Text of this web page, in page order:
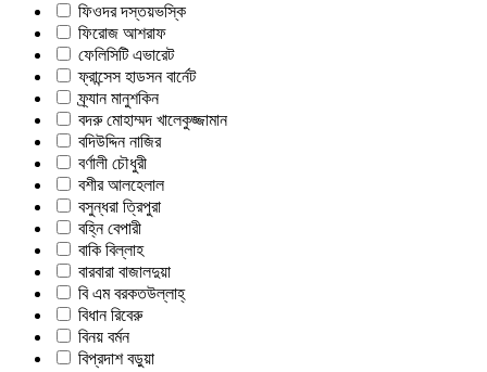
ফিওদর দস্তয়ভস্কি
ফিরোজ আশরাফ
ফেলিসিটি এভারেট
ফ্রান্সেস হাডসন বার্নেট
ফ্র্যান মানুশকিন
বদরু মোহাম্মদ খালেকুজ্জামান
বদিউদ্দিন নাজির
বর্ণালী চৌধুরী
বশীর আলহেলাল
বসুন্ধরা ত্রিপুরা
বহ্নি বেপারী
বাকি বিল্লাহ
বারবারা বাজালদুয়া
বি এম বরকতউল্লাহ্
বিধান রিবেরু
বিনয় বর্মন
বিপ্রদাশ বড়ুয়া